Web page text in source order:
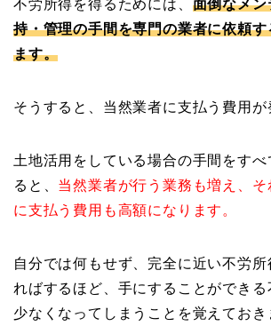
不労所得を得るためには、 面倒なメ
持・管理の手間を専門の業者に依頼
ます。
そうすると、当然業者に支払う費用が
土地活用をしている場合の手間をすべ
ると、 当然業者が行う業務も増え、
に支払う費用も高額になります。
自分では何もせず、完全に近い不労所
ればするほど、手にすることができる
少なくなってしまうことを覚えておき